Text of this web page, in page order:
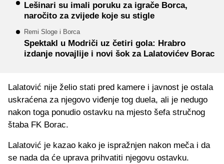
Lešinari su imali poruku za igrače Borca,
naročito za zvijede koje su stigle
Remi Sloge i Borca
Spektakl u Modriči uz četiri gola: Hrabro
izdanje novajlije i novi šok za Lalatovićev Borac
Lalatović nije želio stati pred kamere i javnost je ostala
uskraćena za njegovo viđenje tog duela, ali je nedugo
nakon toga ponudio ostavku na mjesto šefa stručnog
štaba FK Borac.
Lalatović je kazao kako je ispražnjen nakon meča i da
se nada da će uprava prihvatiti njegovu ostavku.